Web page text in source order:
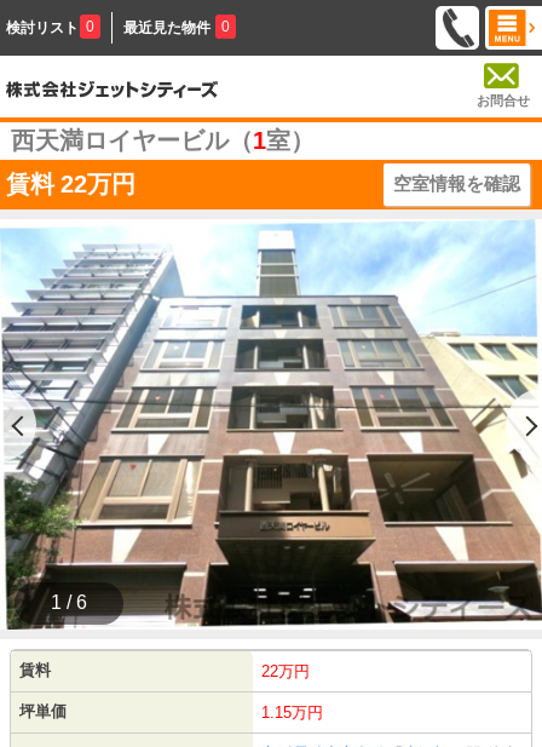
検討リスト 0 最近見た物件 0
お問合せ
西天満ロイヤービル（1室）
賃料 22万円 空室情報を確認
1 / 6
賃料 22万円
坪単価 1.15万円